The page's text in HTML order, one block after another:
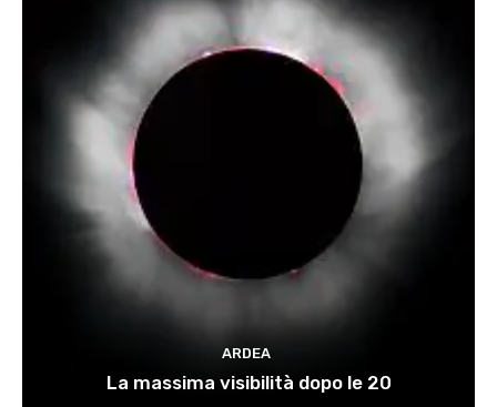
ARDEA
La massima visibilità dopo le 20